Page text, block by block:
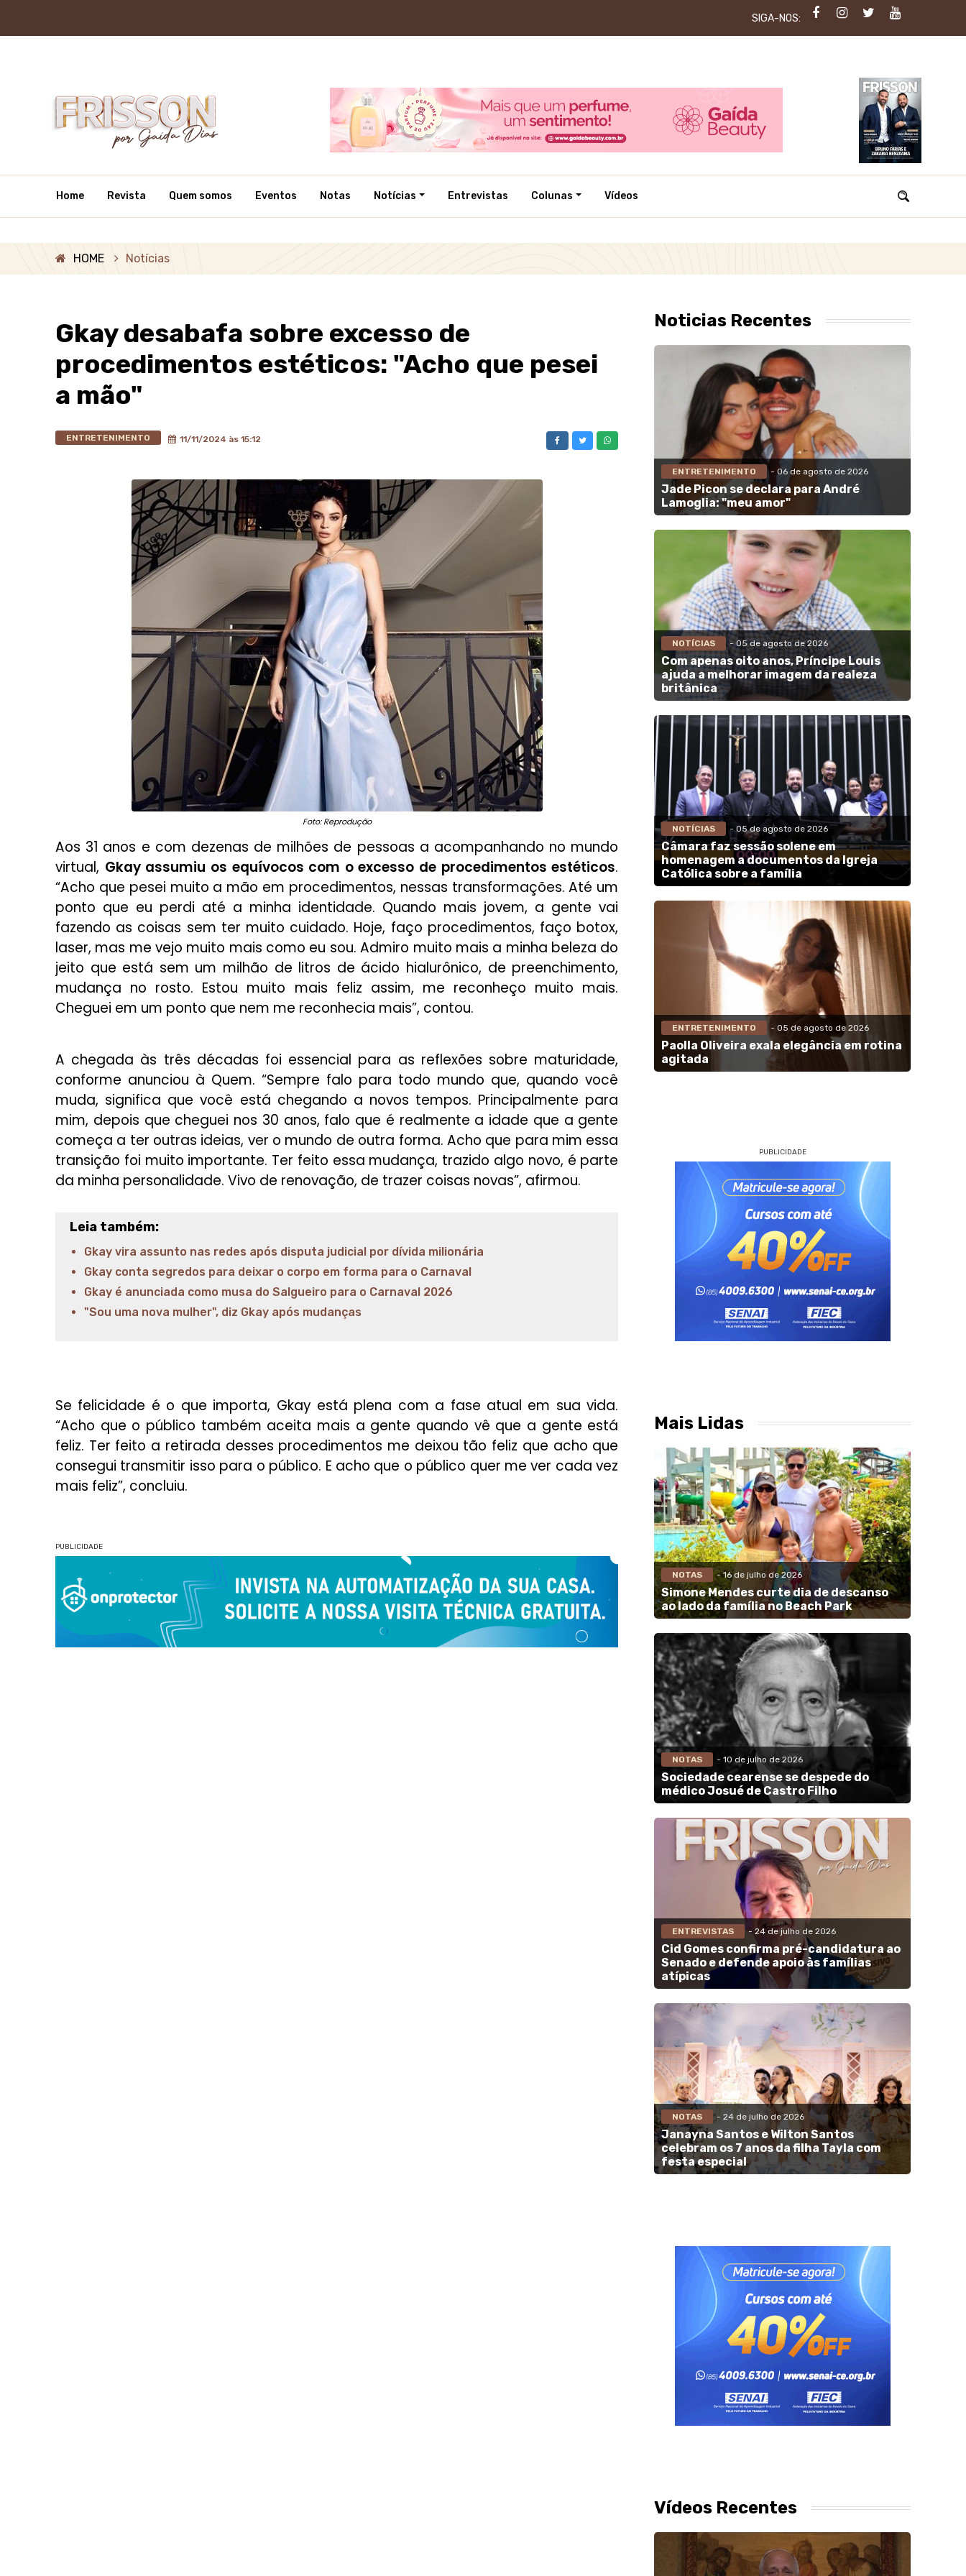
SIGA-NOS:
Home Revista Quem somos Eventos Notas Notícias Entrevistas Colunas Vídeos
HOME Notícias
Gkay desabafa sobre excesso de
procedimentos estéticos: "Acho que pesei
a mão"
ENTRETENIMENTO 11/11/2024 às 15:12
Foto: Reprodução
Aos 31 anos e com dezenas de milhões de pessoas a acompanhando no mundo
virtual, Gkay assumiu os equívocos com o excesso de procedimentos estéticos.
“Acho que pesei muito a mão em procedimentos, nessas transformações. Até um
ponto que eu perdi até a minha identidade. Quando mais jovem, a gente vai
fazendo as coisas sem ter muito cuidado. Hoje, faço procedimentos, faço botox,
laser, mas me vejo muito mais como eu sou. Admiro muito mais a minha beleza do
jeito que está sem um milhão de litros de ácido hialurônico, de preenchimento,
mudança no rosto. Estou muito mais feliz assim, me reconheço muito mais.
Cheguei em um ponto que nem me reconhecia mais”, contou.
A chegada às três décadas foi essencial para as reflexões sobre maturidade,
conforme anunciou à Quem. “Sempre falo para todo mundo que, quando você
muda, significa que você está chegando a novos tempos. Principalmente para
mim, depois que cheguei nos 30 anos, falo que é realmente a idade que a gente
começa a ter outras ideias, ver o mundo de outra forma. Acho que para mim essa
transição foi muito importante. Ter feito essa mudança, trazido algo novo, é parte
da minha personalidade. Vivo de renovação, de trazer coisas novas”, afirmou.
Leia também:
Gkay vira assunto nas redes após disputa judicial por dívida milionária
Gkay conta segredos para deixar o corpo em forma para o Carnaval
Gkay é anunciada como musa do Salgueiro para o Carnaval 2026
"Sou uma nova mulher", diz Gkay após mudanças
Se felicidade é o que importa, Gkay está plena com a fase atual em sua vida.
“Acho que o público também aceita mais a gente quando vê que a gente está
feliz. Ter feito a retirada desses procedimentos me deixou tão feliz que acho que
consegui transmitir isso para o público. E acho que o público quer me ver cada vez
mais feliz”, concluiu.
PUBLICIDADE
Noticias Recentes
ENTRETENIMENTO - 06 de agosto de 2026
Jade Picon se declara para André
Lamoglia: "meu amor"
NOTÍCIAS - 05 de agosto de 2026
Com apenas oito anos, Príncipe Louis
ajuda a melhorar imagem da realeza
britânica
NOTÍCIAS - 05 de agosto de 2026
Câmara faz sessão solene em
homenagem a documentos da Igreja
Católica sobre a família
ENTRETENIMENTO - 05 de agosto de 2026
Paolla Oliveira exala elegância em rotina
agitada
PUBLICIDADE
Mais Lidas
NOTAS - 16 de julho de 2026
Simone Mendes curte dia de descanso
ao lado da família no Beach Park
NOTAS - 10 de julho de 2026
Sociedade cearense se despede do
médico Josué de Castro Filho
ENTREVISTAS - 24 de julho de 2026
Cid Gomes confirma pré-candidatura ao
Senado e defende apoio às famílias
atípicas
NOTAS - 24 de julho de 2026
Janayna Santos e Wilton Santos
celebram os 7 anos da filha Tayla com
festa especial
Vídeos Recentes